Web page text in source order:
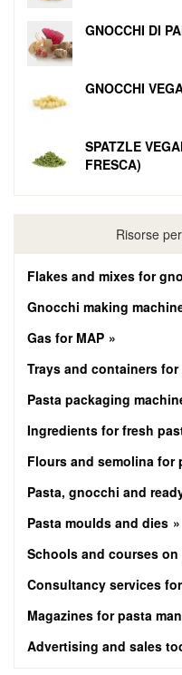
GNOCCHI DI
GNOCCHI
SPATZLE
FRESCA)
Risorse
Flakes and mixes for
Gnocchi making
Gas for MAP
Trays and containers for
Pasta packaging
Ingredients for fresh
Flours and semolina for
Pasta, gnocchi and
Pasta moulds and dies
Schools and courses
Consultancy services
Magazines for pasta
Advertising and sales